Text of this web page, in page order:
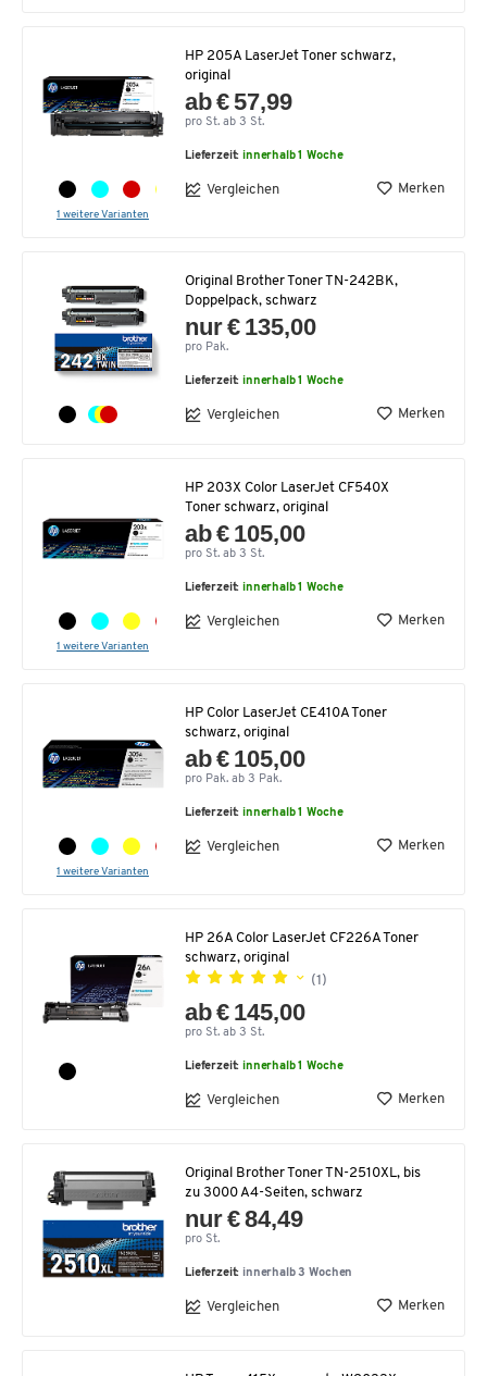
1 weitere Varianten
HP 205A LaserJet Toner schwarz,
original
ab € 57,99
pro St. ab 3 St.
Lieferzeit:innerhalb 1 Woche
Vergleichen Merken
Original Brother Toner TN-242BK,
Doppelpack, schwarz
nur € 135,00
pro Pak.
Lieferzeit:innerhalb 1 Woche
Vergleichen Merken
1 weitere Varianten
HP 203X Color LaserJet CF540X
Toner schwarz, original
ab € 105,00
pro St. ab 3 St.
Lieferzeit:innerhalb 1 Woche
Vergleichen Merken
1 weitere Varianten
HP Color LaserJet CE410A Toner
schwarz, original
ab € 105,00
pro Pak. ab 3 Pak.
Lieferzeit:innerhalb 1 Woche
Vergleichen Merken
HP 26A Color LaserJet CF226A Toner
schwarz, original
(1)
ab € 145,00
pro St. ab 3 St.
Lieferzeit:innerhalb 1 Woche
Vergleichen Merken
Original Brother Toner TN-2510XL, bis
zu 3000 A4-Seiten, schwarz
nur € 84,49
pro St.
Lieferzeit: innerhalb 3 Wochen
Vergleichen Merken